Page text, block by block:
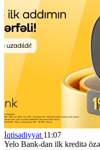
İqtisadiyyat 11:07
Yelo Bank-dan ilk kreditə